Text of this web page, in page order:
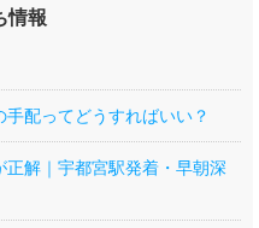
情報
手配ってどうすればいい？
解｜宇都宮駅発着・早朝深